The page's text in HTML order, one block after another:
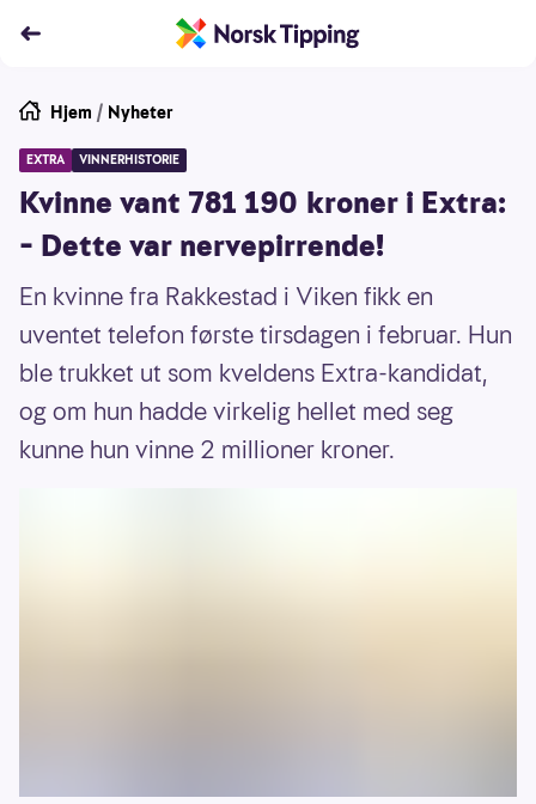
Hjem / Nyheter
EXTRA VINNERHISTORIE
Kvinne vant 781 190 kroner i Extra:
– Dette var nervepirrende!
En kvinne fra Rakkestad i Viken fikk en
uventet telefon første tirsdagen i februar. Hun
ble trukket ut som kveldens Extra-kandidat,
og om hun hadde virkelig hellet med seg
kunne hun vinne 2 millioner kroner.